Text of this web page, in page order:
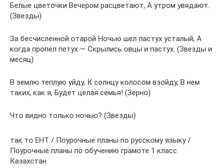
Белые цветочки Вечером расцветают, А утром увядают.
(Звезды)
За бесчисленной отарой Ночью шел пастух усталый, А
когда пропел петух — Скрылись овцы и пастух. (Звезды и
месяц)
В землю теплую уйду, К солнцу колосом взойду, В нем
таких, как я, Будет целая семья! (Зерно)
Что видно только ночью? (Звезды)
так то ЕНТ / Поурочные планы по русскому языку /
Поурочные планы по обучению грамоте 1 класс
Казахстан